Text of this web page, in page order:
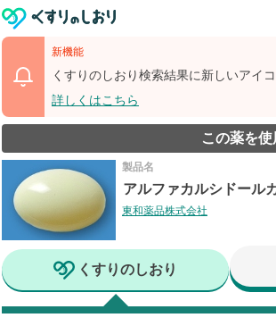
新機能
くすりのしおり検索結果に新しいアイ
詳しくはこちら
この薬を使
製品名
アルファカルシドール
東和薬品株式会社
くすりのしおり